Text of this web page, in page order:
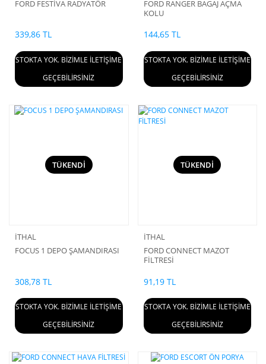
FORD FESTİVA RADYATÖR
339,86 TL
STOKTA YOK. BİZİMLE İLETİŞİME
GEÇEBİLİRSİNİZ
FORD RANGER BAGAJ AÇMA
KOLU
144,65 TL
STOKTA YOK. BİZİMLE İLETİŞİME
GEÇEBİLİRSİNİZ
TÜKENDİ
İTHAL
FOCUS 1 DEPO ŞAMANDIRASI
308,78 TL
STOKTA YOK. BİZİMLE İLETİŞİME
GEÇEBİLİRSİNİZ
TÜKENDİ
İTHAL
FORD CONNECT MAZOT
FİLTRESİ
91,19 TL
STOKTA YOK. BİZİMLE İLETİŞİME
GEÇEBİLİRSİNİZ